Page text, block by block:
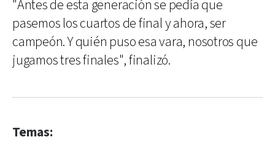
"Antes de esta generación se pedía que
pasemos los cuartos de final y ahora, ser
campeón. Y quién puso esa vara, nosotros que
jugamos tres finales", finalizó.
Temas: